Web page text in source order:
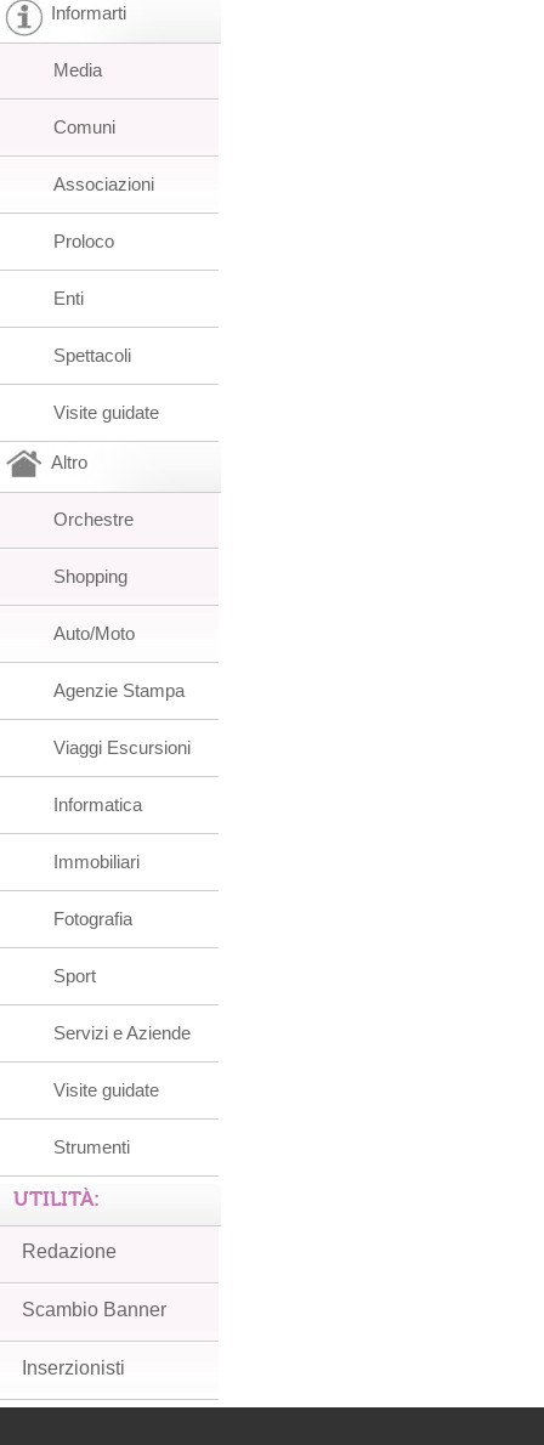
Informarti
Media
Comuni
Associazioni
Proloco
Enti
Spettacoli
Visite guidate
Altro
Orchestre
Shopping
Auto/Moto
Agenzie Stampa
Viaggi Escursioni
Informatica
Immobiliari
Fotografia
Sport
Servizi e Aziende
Visite guidate
Strumenti
UTILITÀ:
Redazione
Scambio Banner
Inserzionisti